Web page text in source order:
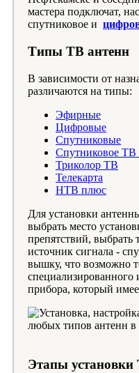
мастера подключат,
спутниковое и
Типы ТВ антенн
В зависимости от
различаются на типы:
Эфирные
Цифровые
Спутниковые
Спутниковое
Триколор ТВ
Телекарта
НТВ плюс
Для установки
выбрать место
препятствий, выбрать
источник сигнала -
вышку, что возможно
специализированного
прибора, который
Этапы